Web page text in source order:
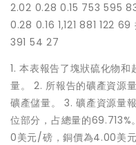
2.02 0.28 0.15 753 595
0.28 0.16 1,121 881 122
391 54 27
1. 本表報告了塊狀硫化物
量。 2. 所報告的礦產資源
礦產儲量。 3. 礦產資源量
位部分，占總量的
0美元/磅，銅價為4.00美